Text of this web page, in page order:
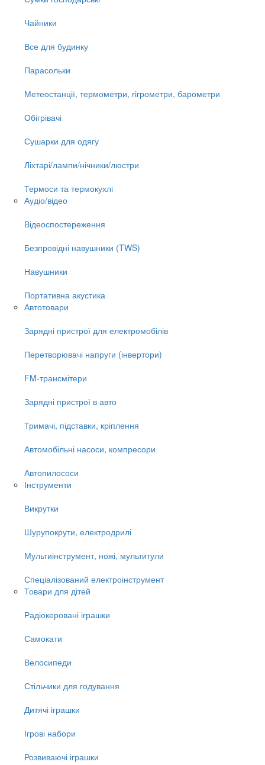
Чайники
Все для будинку
Парасольки
Метеостанції, термометри, гігрометри, барометри
Обігрівачі
Сушарки для одягу
Ліхтарі/лампи/нічники/люстри
Термоси та термокухлі
Аудіо/відео
Відеоспостереження
Безпровідні навушники (TWS)
Навушники
Портативна акустика
Автотовари
Зарядні пристрої для електромобілів
Перетворювачі напруги (інвертори)
FM-трансмітери
Зарядні пристрої в авто
Тримачі, підставки, кріплення
Автомобільні насоси, компресори
Автопилососи
Інструменти
Викрутки
Шурупокрути, електродрилі
Мультиінструмент, ножі, мультитули
Спеціалізований електроінструмент
Товари для дітей
Радіокеровані іграшки
Самокати
Велосипеди
Стільчики для годування
Дитячі іграшки
Ігрові набори
Розвиваючі іграшки